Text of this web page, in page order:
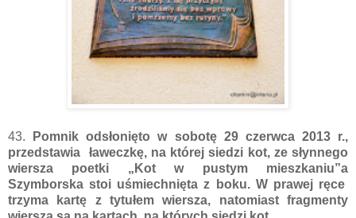
43.
Pomnik odsłonięto w sobotę 29 czerwca 2013 r.,
przedstawia ławeczkę, na której siedzi kot, ze słynnego
wiersza poetki „Kot w pustym mieszkaniu”a
Szymborska stoi uśmiechnięta z boku. W prawej ręce
trzyma kartę z tytułem wiersza, natomiast fragmenty